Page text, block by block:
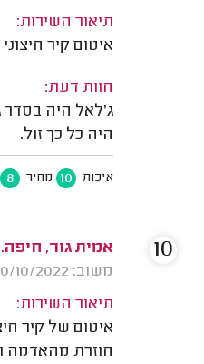
תיאור השירות:
איטום קיר
חוות דעת:
ג'לאל היה בסדר
היה כל כך זול.
איכות 10 מחיר 8
אמית גור, חיפה.
משוב: 20/10/2022
תיאור השירות:
איטום של קיר
חוזרת מהאדמה
10